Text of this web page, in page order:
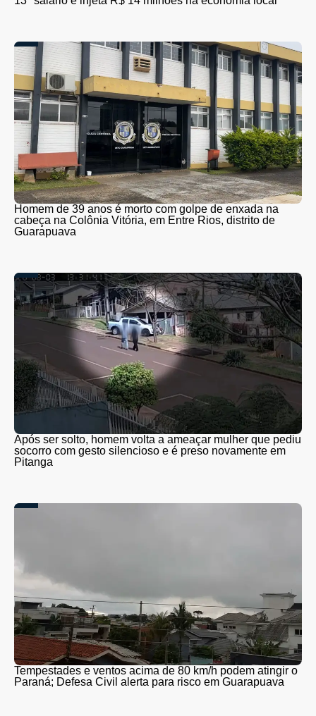
Homem de 39 anos é morto com golpe de enxada na
cabeça na Colônia Vitória, em Entre Rios, distrito de
Guarapuava
Após ser solto, homem volta a ameaçar mulher que pediu
socorro com gesto silencioso e é preso novamente em
Pitanga
Tempestades e ventos acima de 80 km/h podem atingir o
Paraná; Defesa Civil alerta para risco em Guarapuava